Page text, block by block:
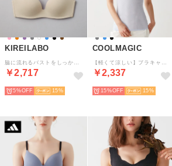
KIREILABO
￥2,717
5% 15
COOLMAGIC
￥2,337
15% 15